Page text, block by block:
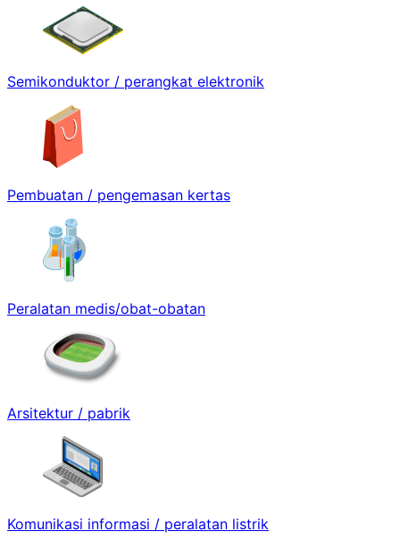
Semikonduktor / perangkat elektronik
Pembuatan / pengemasan kertas
Peralatan medis/obat-obatan
Arsitektur / pabrik
Komunikasi informasi / peralatan listrik